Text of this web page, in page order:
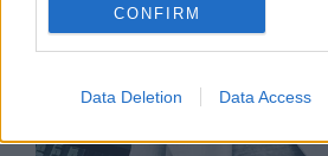
CONFIRM
Data Deletion Data Access